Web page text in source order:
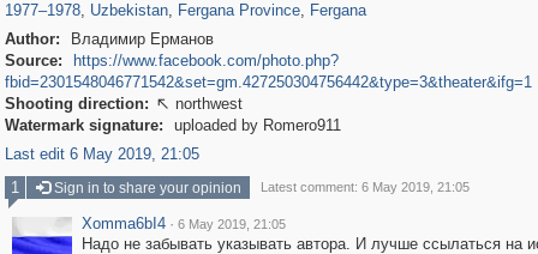
1977–1978, Uzbekistan, Fergana Province, Fergana
Author:
Владимир Ерманов
Source:
https://www.facebook.com/photo.php?
fbid=2301548046771542&set=gm.427250304756442&type=3&theater&ifg=1
Shooting direction:  northwest
Watermark signature:
uploaded by Romero911
Last edit 6 May 2019, 21:05
1
Sign in to share your opinion Latest comment: 6 May 2019, 21:05
Xomma6bI4 · 6 May 2019, 21:05
Надо не забывать указывать автора. И лучше ссылаться на